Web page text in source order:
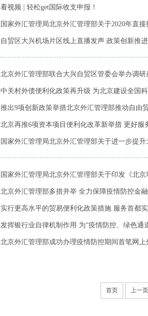
看视频 | 轻松get国际收支申报！
国家外汇管理局北京外汇管理部关于2020年直
自贸区大兴机场片区线上直播发声 政策创新推
北京外汇管理部联合大兴自贸区管委会举办调研
中关村外债便利化政策再升级 为北京建设全国
推出9项创新政策举措北京外汇管理部推动自由
北京再推6项资本项目便利化改革新举措 更好服
国家外汇管理局北京外汇管理部关于进一步提
国家外汇管理局北京外汇管理部关于印发《北
北京外汇管理部多措并举 全力保障疫情防控金
实行更高水平的贸易便利化政策措施 服务首都
发挥银行业自律机制作用 为“疫情防控、绿色通
北京外汇管理部成功办理疫情防控期间首笔网
首页 上一